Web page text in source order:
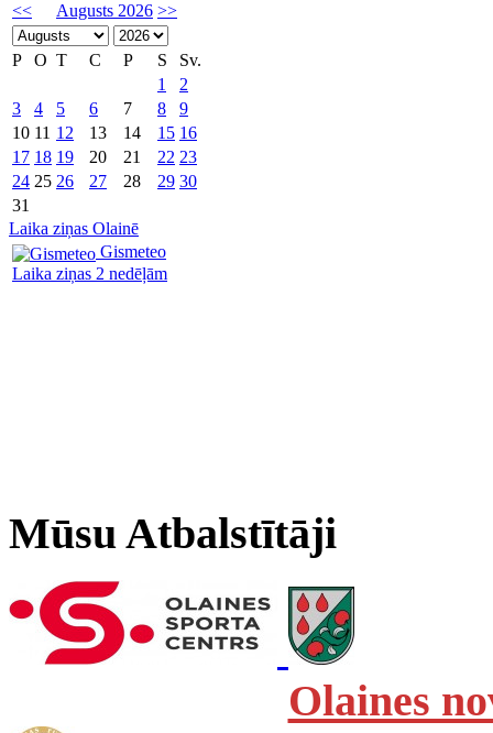
<< Augusts 2026 >>
P O T C P S
Sv.
1
2
3
4 5 6 7 8
9
10 11 12 13 14 15 16
17 18 19 20 21 22 23
24 25 26 27 28 29 30
31
Laika ziņas Olainē
Gismeteo
Laika ziņas 2 nedēļām
Mūsu Atbalstītāji
Olaines